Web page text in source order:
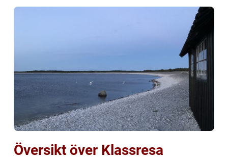
Översikt över Klassresa